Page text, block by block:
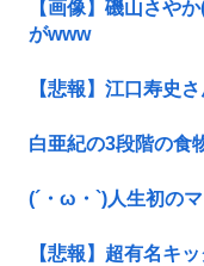
【画像】磯山さや
がwww
【悲報】江口寿史
白亜紀の3段階の食
(´・ω・`)人生初の
【悲報】超有名キ